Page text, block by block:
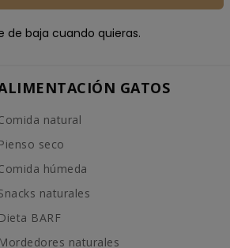
de baja cuando quieras.
GATOS
natural
Pienso seco
húmeda
naturales
Dieta BARF
Mordedores naturales